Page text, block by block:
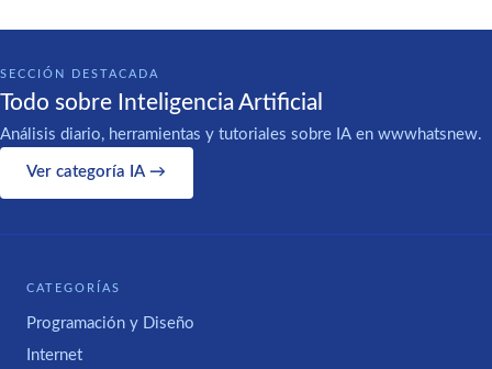
SECCIÓN DESTACADA
Todo sobre Inteligencia Artificial
Análisis diario, herramientas y tutoriales sobre IA en wwwhatsnew.
Ver categoría IA →
CATEGORÍAS
Programación y Diseño
Internet